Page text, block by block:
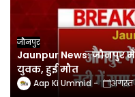
जौनपुर
Jaunpur News: जौनपुर
युवक, हुई मौत
Aap Ki Ummid अगस्त